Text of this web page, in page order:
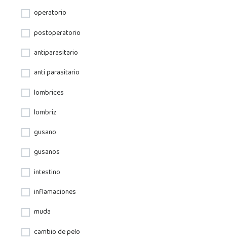
operatorio
postoperatorio
antiparasitario
anti parasitario
lombrices
lombriz
gusano
gusanos
intestino
inflamaciones
muda
cambio de pelo